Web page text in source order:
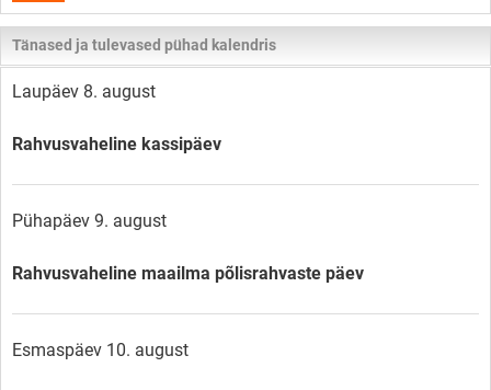
Tänased ja tulevased pühad kalendris
Laupäev 8. august
Rahvusvaheline kassipäev
Pühapäev 9. august
Rahvusvaheline maailma põlisrahvaste päev
Esmaspäev 10. august